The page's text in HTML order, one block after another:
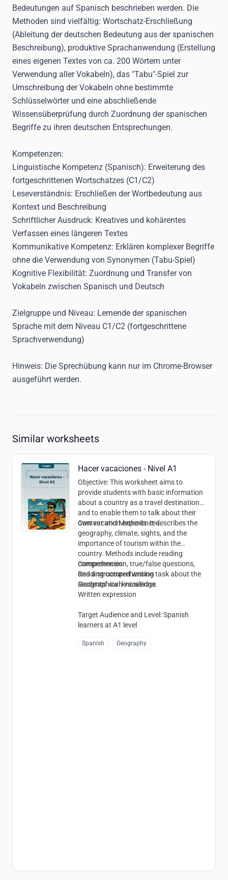
Bedeutungen auf Spanisch beschrieben werden. Die
Methoden sind vielfältig: Wortschatz-Erschließung
(Ableitung der deutschen Bedeutung aus der spanischen
Beschreibung), produktive Sprachanwendung (Erstellung
eines eigenen Textes von ca. 200 Wörtern unter
Verwendung aller Vokabeln), das "Tabu"-Spiel zur
Umschreibung der Vokabeln ohne bestimmte
Schlüsselwörter und eine abschließende
Wissensüberprüfung durch Zuordnung der spanischen
Begriffe zu ihren deutschen Entsprechungen.
Kompetenzen:
Linguistische Kompetenz (Spanisch): Erweiterung des
fortgeschrittenen Wortschatzes (C1/C2)
Leseverständnis: Erschließen der Wortbedeutung aus
Kontext und Beschreibung
Schriftlicher Ausdruck: Kreatives und kohärentes
Verfassen eines längeren Textes
Kommunikative Kompetenz: Erklären komplexer Begriffe
ohne die Verwendung von Synonymen (Tabu-Spiel)
Kognitive Flexibilität: Zuordnung und Transfer von
Vokabeln zwischen Spanisch und Deutsch
Zielgruppe und Niveau: Lernende der spanischen
Sprache mit dem Niveau C1/C2 (fortgeschrittene
Sprachverwendung)
Hinweis: Die Sprechübung kann nur im Chrome-Browser
ausgeführt werden.
Similar worksheets
Hacer vacaciones - Nivel A1
Objective: This worksheet aims to
provide students with basic information
about a country as a travel destination
and to enable them to talk about their
own vacation experiences.
Content and Methods: It describes the
geography, climate, sights, and the
importance of tourism within the
country. Methods include reading
comprehension, true/false questions,
and a structured writing task about the
students’ own vacations.
Competencies:
Reading comprehension
Geographical knowledge
Written expression
Target Audience and Level : Spanish
learners at A1 level
Spanish Geography